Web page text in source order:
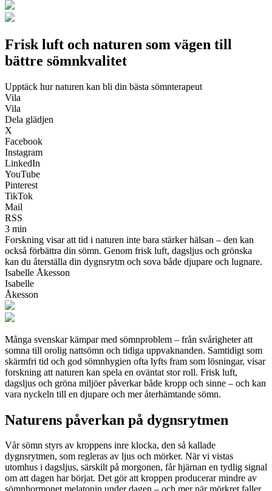
Frisk luft och naturen som vägen till
bättre sömnkvalitet
Upptäck hur naturen kan bli din bästa sömnterapeut
Vila
Vila
Dela glädjen
X
Facebook
Instagram
LinkedIn
YouTube
Pinterest
TikTok
Mail
RSS
3 min
Forskning visar att tid i naturen inte bara stärker hälsan – den kan
också förbättra din sömn. Genom frisk luft, dagsljus och grönska
kan du återställa din dygnsrytm och sova både djupare och lugnare.
Isabelle Åkesson
Isabelle
Åkesson
Många svenskar kämpar med sömnproblem – från svårigheter att
somna till orolig nattsömn och tidiga uppvaknanden. Samtidigt som
skärmfri tid och god sömnhygien ofta lyfts fram som lösningar, visar
forskning att naturen kan spela en oväntat stor roll. Frisk luft,
dagsljus och gröna miljöer påverkar både kropp och sinne – och kan
vara nyckeln till en djupare och mer återhämtande sömn.
Naturens påverkan på dygnsrytmen
Vår sömn styrs av kroppens inre klocka, den så kallade
dygnsrytmen, som regleras av ljus och mörker. När vi vistas
utomhus i dagsljus, särskilt på morgonen, får hjärnan en tydlig signal
om att dagen har börjat. Det gör att kroppen producerar mindre av